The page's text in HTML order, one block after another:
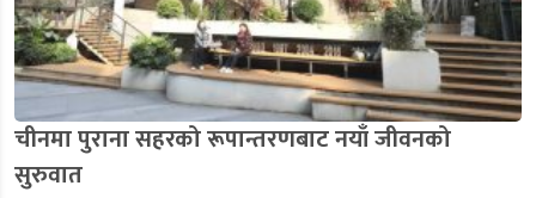
चीनमा पुराना सहरको रूपान्तरणबाट नयाँ जीवनको
सुरुवात